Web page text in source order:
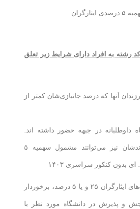
رشته به افراد دارای شرایط زیر تعلق
آنها که درصد جانبازی‌شان کمتر از
که ۶ ماه داوطلبانه در جبهه حضور داشته اند.
همچنین همسر و فرزندشان نیز می‌توانند مشمول سهمیه ۵
بدون کنکور سراسری ۱۴۰۳
داوطلبانی که از سهمیه‌های ایثارگران ۲۵ و یا ۵ درصد، برخوردار
و پذیرش در دانشگاه مورد نظر با